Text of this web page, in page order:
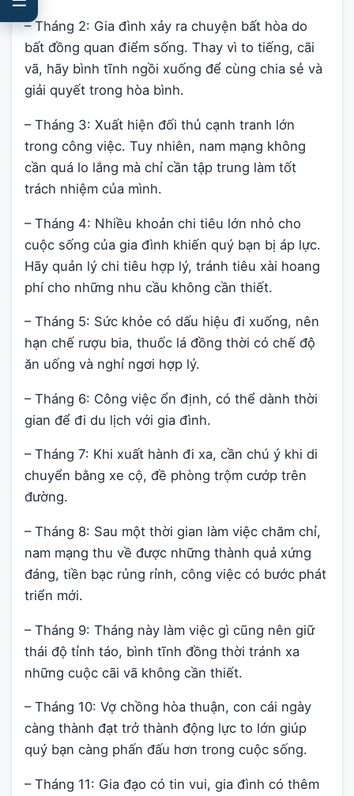
– Tháng 2: Gia đình xảy ra chuyện bất hòa do
bất đồng quan điểm sống. Thay vì to tiếng, cãi
vã, hãy bình tĩnh ngồi xuống để cùng chia sẻ và
giải quyết trong hòa bình.
– Tháng 3: Xuất hiện đối thủ cạnh tranh lớn
trong công việc. Tuy nhiên, nam mạng không
cần quá lo lắng mà chỉ cần tập trung làm tốt
trách nhiệm của mình.
– Tháng 4: Nhiều khoản chi tiêu lớn nhỏ cho
cuộc sống của gia đình khiến quý bạn bị áp lực.
Hãy quản lý chi tiêu hợp lý, tránh tiêu xài hoang
phí cho những nhu cầu không cần thiết.
– Tháng 5: Sức khỏe có dấu hiệu đi xuống, nên
hạn chế rượu bia, thuốc lá đồng thời có chế độ
ăn uống và nghỉ ngơi hợp lý.
– Tháng 6: Công việc ổn định, có thể dành thời
gian để đi du lịch với gia đình.
– Tháng 7: Khi xuất hành đi xa, cần chú ý khi di
chuyển bằng xe cộ, đề phòng trộm cướp trên
đường.
– Tháng 8: Sau một thời gian làm việc chăm chỉ,
nam mạng thu về được những thành quả xứng
đáng, tiền bạc rủng rỉnh, công việc có bước phát
triển mới.
– Tháng 9: Tháng này làm việc gì cũng nên giữ
thái độ tỉnh táo, bình tĩnh đồng thời tránh xa
những cuộc cãi vã không cần thiết.
– Tháng 10: Vợ chồng hòa thuận, con cái ngày
càng thành đạt trở thành động lực to lớn giúp
quý bạn càng phấn đấu hơn trong cuộc sống.
– Tháng 11: Gia đạo có tin vui, gia đình có thêm